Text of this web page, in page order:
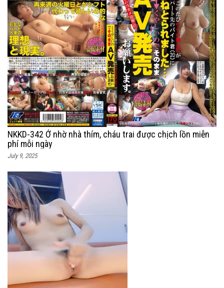
NKKD-342 Ở nhờ nhà thím, cháu trai được chịch lồn miễn
phí mỗi ngày
July 9, 2025